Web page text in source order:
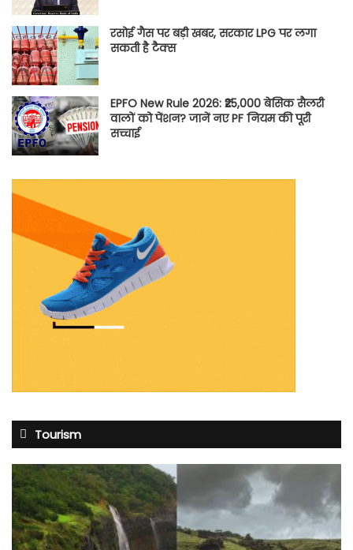
रसोई गैस पर बड़ी खबर, सरकार LPG पर लगा
सकती है टैक्स
EPFO New Rule 2026: ₹25,000 बेसिक सैलरी
वालों को पेंशन? जानें नए PF नियम की पूरी
सच्चाई
Tourism